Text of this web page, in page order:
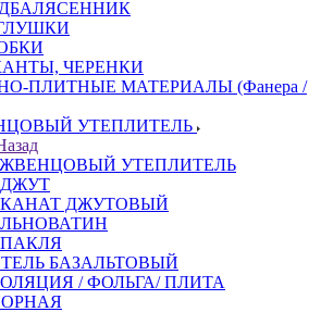
ЧЕРЕНКИ
ПЛИТНЫЕ МАТЕРИАЛЫ (Фанера /
УТЕПЛИТЕЛЬ
УТЕПЛИТЕЛЬ
ДЖУТ
КАНАТ ДЖУТОВЫЙ
ЛЬНОВАТИН
ПАКЛЯ
БАЗАЛЬТОВЫЙ
/ ФОЛЬГА/ ПЛИТА